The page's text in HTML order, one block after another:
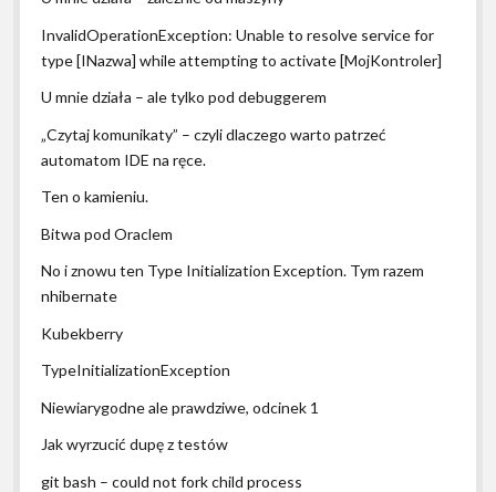
InvalidOperationException: Unable to resolve service for
type [INazwa] while attempting to activate [MojKontroler]
U mnie działa – ale tylko pod debuggerem
„Czytaj komunikaty” – czyli dlaczego warto patrzeć
automatom IDE na ręce.
Ten o kamieniu.
Bitwa pod Oraclem
No i znowu ten Type Initialization Exception. Tym razem
nhibernate
Kubekberry
TypeInitializationException
Niewiarygodne ale prawdziwe, odcinek 1
Jak wyrzucić dupę z testów
git bash – could not fork child process